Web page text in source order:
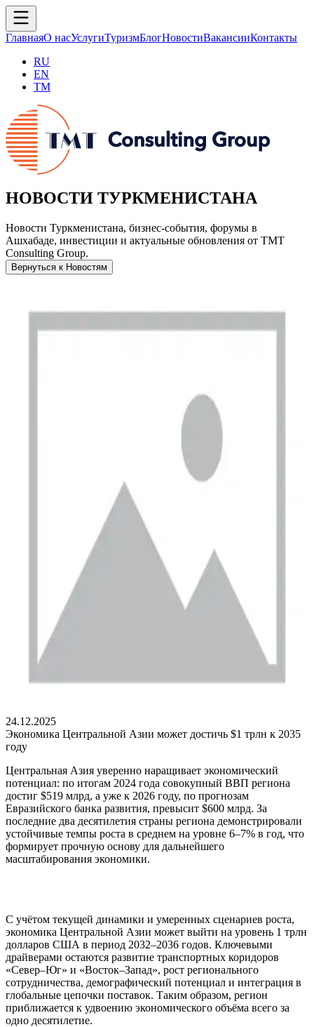
ГлавнаяО насУслугиТуризмБлогНовостиВакансииКонтакты
RU
EN
TM
НОВОСТИ ТУРКМЕНИСТАНА
Новости Туркменистана, бизнес-события, форумы в
Ашхабаде, инвестиции и актуальные обновления от TMT
Consulting Group.
Вернуться к Новостям
24.12.2025
Экономика Центральной Азии может достичь $1 трлн к 2035
году
Центральная Азия уверенно наращивает экономический
потенциал: по итогам 2024 года совокупный ВВП региона
достиг $519 млрд, а уже к 2026 году, по прогнозам
Евразийского банка развития, превысит $600 млрд. За
последние два десятилетия страны региона демонстрировали
устойчивые темпы роста в среднем на уровне 6–7% в год, что
формирует прочную основу для дальнейшего
масштабирования экономики.
С учётом текущей динамики и умеренных сценариев роста,
экономика Центральной Азии может выйти на уровень 1 трлн
долларов США в период 2032–2036 годов. Ключевыми
драйверами остаются развитие транспортных коридоров
«Север–Юг» и «Восток–Запад», рост регионального
сотрудничества, демографический потенциал и интеграция в
глобальные цепочки поставок. Таким образом, регион
приближается к удвоению экономического объёма всего за
одно десятилетие.